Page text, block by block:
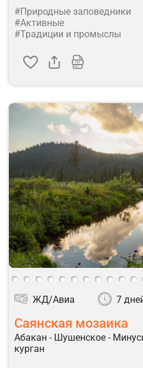
#Природные заповедники
#Активные
#Традиции и промыслы
ЖД/Авиа 7
Саянская мозаика
Абакан - Шушенское -
курган